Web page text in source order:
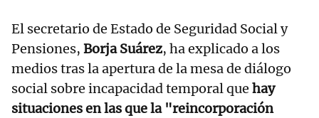
El secretario de Estado de Seguridad Social y
Pensiones, Borja Suárez, ha explicado a los
medios tras la apertura de la mesa de diálogo
social sobre incapacidad temporal que hay
situaciones en las que la "reincorporación